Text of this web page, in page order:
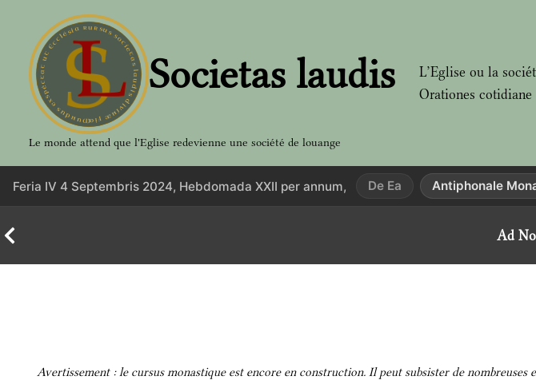
contenu
Societas laudis
Le monde attend que l'Eglise redevienne une société de louange
L’Eglise ou la
Orationes cotidiane
Feria IV 4 Septembris 2024, Hebdomada XXII per annum, De Ea Antiphonale
Ad
Avertissement : le cursus monastique est encore en construction. Il peut subsister de nombreuses